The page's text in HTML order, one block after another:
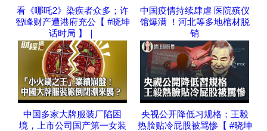
看《哪吒2》染疾者众多；许
智峰财产遭港府充公【 #晓坤
话时局 】｜
中国疫情持续肆虐 医院殡仪
馆爆满 ！河北等多地棺材脱
销
中国多家大牌服装厂陷困
境，上市公司国产第一女装
央视公开降低习规格；王毅
热脸贴冷屁股被骂惨【 #晓坤